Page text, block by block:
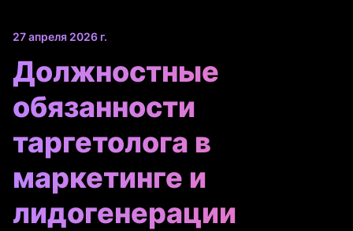
27 апреля 2026 г.
Должностные
обязанности
таргетолога в
маркетинге и
лидогенерации